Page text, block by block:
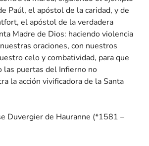
Paúl, el apóstol de la caridad, y de
el apóstol de la verdadera
Madre de Dios: haciendo violencia
oraciones, con nuestros
celo y combatividad, para que
las puertas del Infierno no
la acción vivificadora de la Santa
Duvergier de Hauranne (*1581 –